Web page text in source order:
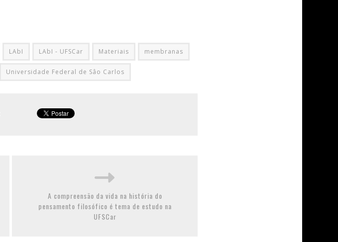
LAbI LAbI - UFSCar Materiais membranas
Universidade Federal de Sâo Carlos
A compreensão da vida na história do
pensamento filosófico é tema de estudo na
UFSCar